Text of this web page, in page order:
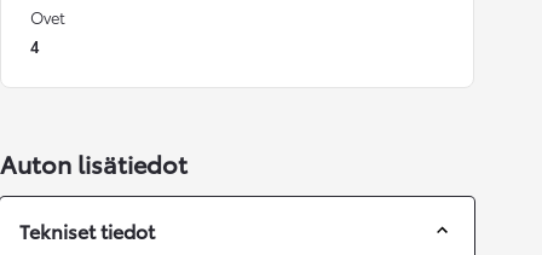
Ovet
4
Auton lisätiedot
Tekniset tiedot